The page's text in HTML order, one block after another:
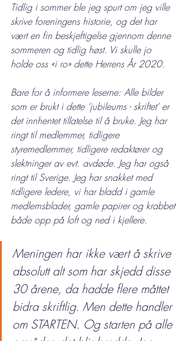
Tidlig i sommer ble jeg spurt om jeg ville
skrive foreningens historie, og det har
vært en fin beskjeftigelse gjennom denne
sommeren og tidlig høst. Vi skulle jo
holde oss «i ro» dette Herrens År 2020.
Bare for å informere leserne: Alle bilder
som er brukt i dette ‘jubileums - skriftet’ er
det innhentet tillatelse til å bruke. Jeg har
ringt til medlemmer, tidligere
styremedlemmer, tidligere redaktører og
slektninger av evt. avdøde. Jeg har også
ringt til Sverige. Jeg har snakket med
tidligere ledere, vi har bladd i gamle
medlemsblader, gamle papirer og krabbet
både opp på loft og ned i kjellere.
Meningen har ikke vært å skrive
absolutt alt som har skjedd disse
30 årene, da hadde flere måttet
bidra skriftlig. Men dette handler
om STARTEN. Og starten på alle